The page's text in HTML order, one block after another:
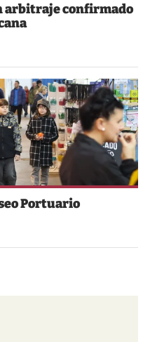
arbitraje confirmado
Portuario